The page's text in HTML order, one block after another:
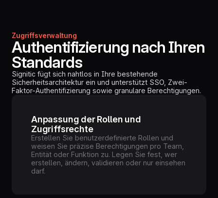
Zugriffsverwaltung
Authentifizierung nach Ihren
Standards
Signitic fügt sich nahtlos in Ihre bestehende
Sicherheitsarchitektur ein und unterstützt SSO, Zwei-
Faktor-Authentifizierung sowie granulare Berechtigungen.
Anpassung der Rollen und
Zugriffsrechte
Erstellen Sie benutzerdefinierte Rollen und
weisen Sie präzise Berechtigungen pro Team,
Entität oder Funktion zu. Legen Sie fest, wer
erstellen, ändern, validieren oder nur einsehen
darf.